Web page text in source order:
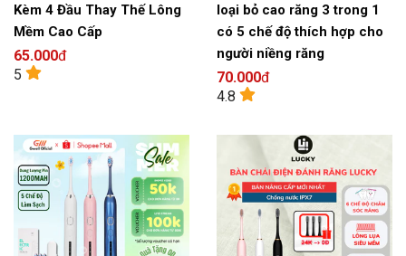
Kèm 4 Đầu Thay Thế Lông
Mềm Cao Cấp
65.000đ
5
loại bỏ cao răng 3 trong 1
có 5 chế độ thích hợp cho
người niềng răng
70.000đ
4.8